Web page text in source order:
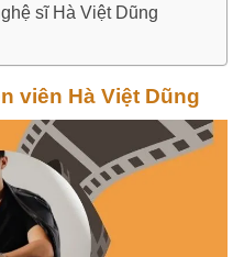
sĩ Hà Việt Dũng
viên Hà Việt Dũng